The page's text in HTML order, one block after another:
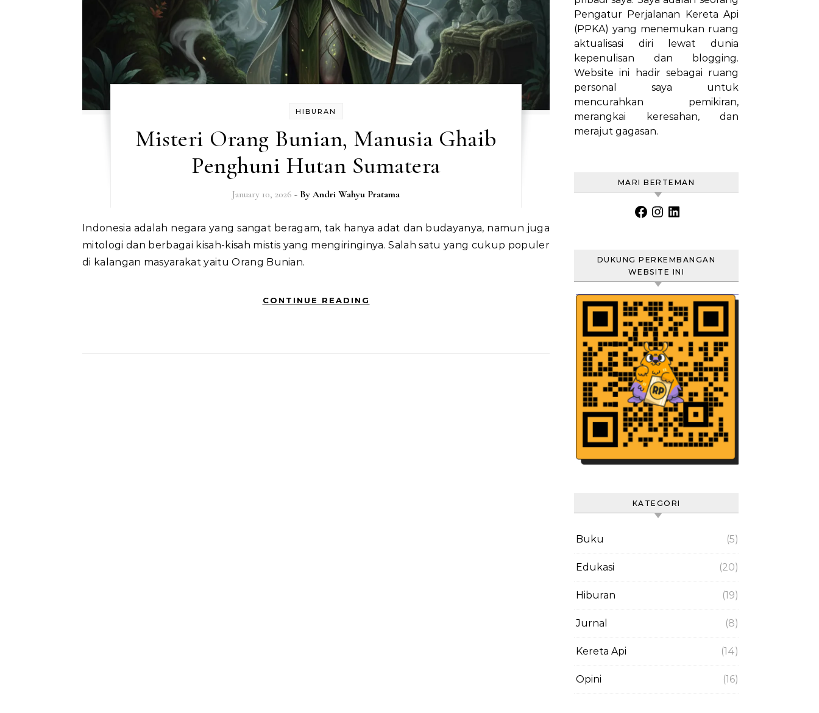
HIBURAN
Misteri Orang Bunian, Manusia Ghaib
Penghuni Hutan Sumatera
January 10, 2026 - By Andri Wahyu Pratama
Indonesia adalah negara yang sangat beragam, tak hanya adat dan budayanya, namun juga
mitologi dan berbagai kisah-kisah mistis yang mengiringinya. Salah satu yang cukup populer
di kalangan masyarakat yaitu Orang Bunian.
CONTINUE READING
Pengatur Perjalanan Kereta Api
(PPKA) yang menemukan ruang
aktualisasi diri lewat dunia
kepenulisan dan blogging.
Website ini hadir sebagai ruang
personal saya untuk
mencurahkan pemikiran,
merangkai keresahan, dan
merajut gagasan.
MARI BERTEMAN
Facebook
Instagram
LinkedIn
DUKUNG PERKEMBANGAN
WEBSITE INI
KATEGORI
Buku (5)
Edukasi (20)
Hiburan (19)
Jurnal (8)
Kereta Api (14)
Opini (16)